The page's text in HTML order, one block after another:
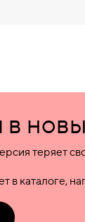
теряет
в каталоге,